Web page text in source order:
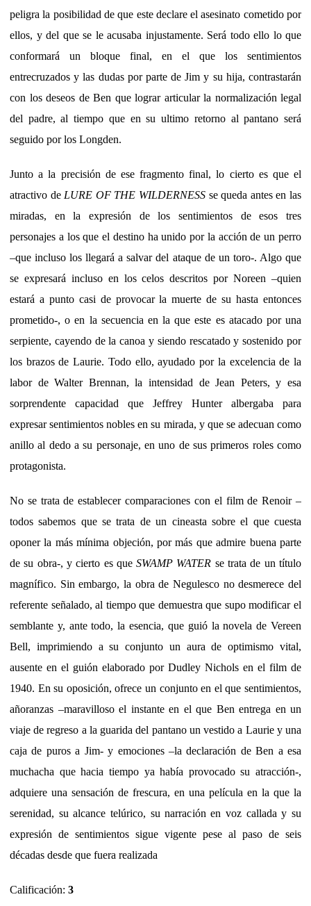
peligra la posibilidad de que este declare el asesinato cometido por
ellos, y del que se le acusaba injustamente. Será todo ello lo que
conformará un bloque final, en el que los sentimientos
entrecruzados y las dudas por parte de Jim y su hija, contrastarán
con los deseos de Ben que lograr articular la normalización legal
del padre, al tiempo que en su ultimo retorno al pantano será
seguido por los Longden.
Junto a la precisión de ese fragmento final, lo cierto es que el
atractivo de LURE OF THE WILDERNESS se queda antes en las
miradas, en la expresión de los sentimientos de esos tres
personajes a los que el destino ha unido por la acción de un perro
–que incluso los llegará a salvar del ataque de un toro-. Algo que
se expresará incluso en los celos descritos por Noreen –quien
estará a punto casi de provocar la muerte de su hasta entonces
prometido-, o en la secuencia en la que este es atacado por una
serpiente, cayendo de la canoa y siendo rescatado y sostenido por
los brazos de Laurie. Todo ello, ayudado por la excelencia de la
labor de Walter Brennan, la intensidad de Jean Peters, y esa
sorprendente capacidad que Jeffrey Hunter albergaba para
expresar sentimientos nobles en su mirada, y que se adecuan como
anillo al dedo a su personaje, en uno de sus primeros roles como
protagonista.
No se trata de establecer comparaciones con el film de Renoir –
todos sabemos que se trata de un cineasta sobre el que cuesta
oponer la más mínima objeción, por más que admire buena parte
de su obra-, y cierto es queSWAMP WATER se trata de un título
magnífico. Sin embargo, la obra de Negulesco no desmerece del
referente señalado, al tiempo que demuestra que supo modificar el
semblante y, ante todo, la esencia, que guió la novela de Vereen
Bell, imprimiendo a su conjunto un aura de optimismo vital,
ausente en el guión elaborado por Dudley Nichols en el film de
1940. En su oposición, ofrece un conjunto en el que sentimientos,
añoranzas –maravilloso el instante en el que Ben entrega en un
viaje de regreso a la guarida del pantano un vestido a Laurie y una
caja de puros a Jim- y emociones –la declaración de Ben a esa
muchacha que hacia tiempo ya había provocado su atracción-,
adquiere una sensación de frescura, en una película en la que la
serenidad, su alcance telúrico, su narración en voz callada y su
expresión de sentimientos sigue vigente pese al paso de seis
décadas desde que fuera realizada
Calificación: 3